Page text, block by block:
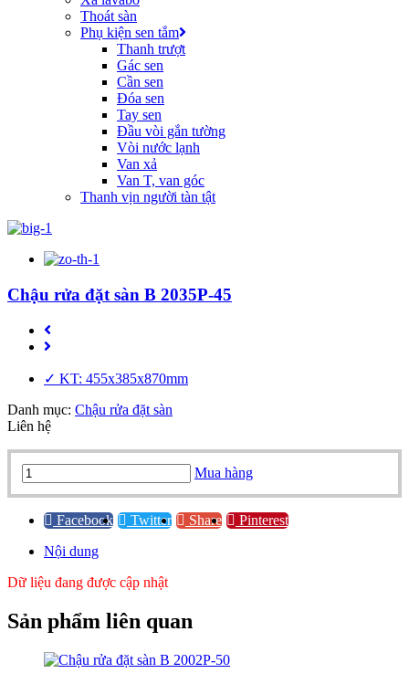
Thoát sàn
Phụ kiện sen tắm
Thanh trượt
Gác sen
Cần sen
Đóa sen
Tay sen
Đầu vòi gắn tường
Vòi nước lạnh
Van xả
Van T, van góc
Thanh vịn người tàn tật
Chậu rửa đặt sàn B 2035P-45
✓ KT: 455x385x870mm
Danh mục: Chậu rửa đặt sàn
Liên hệ
Chậu
rửa
sàn
2035P-
quantity
Mua hàng
Facebook Twitter Share
Pinterest
Nội dung
Dữ liệu đang được cập nhật
Sản phẩm liên quan